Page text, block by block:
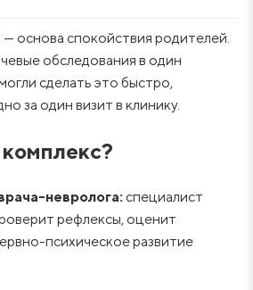
— основа спокойствия родителей.
обследования в один
сделать это быстро,
за один визит в клинику.
невролога: специалист
рефлексы, оценит
психическое развитие